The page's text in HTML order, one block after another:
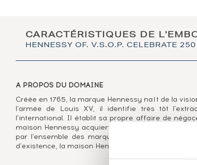
CARACTÉRISTIQUES DE
HENNESSY OF. V.S.O.P. CELEBRATE 250
A PROPOS DU DOMAINE
Créée en 1765, la marque Hennessy naît de la
l'armée de Louis XV, il identifie très tôt
l'international. Il établit sa propre affaire de
maison Hennessy acquiert rapidement une
par l'ensemble des marques de cognac comme
d'existence, la maison Hennessy s'est imposée